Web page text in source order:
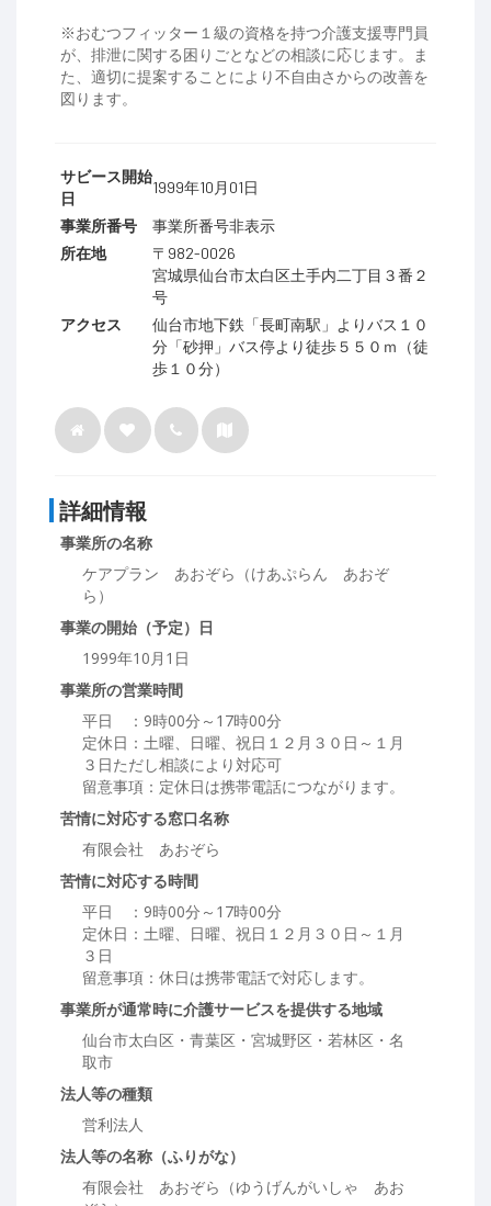
※おむつフィッター１級の資格を持つ介護支援専門員
が、排泄に関する困りごとなどの相談に応じます。ま
た、適切に提案することにより不自由さからの改善を
図ります。
サビース開始
日
1999年10月01日
事業所番号
事業所番号非表示
所在地
〒982-0026
宮城県仙台市太白区土手内二丁目３番２
号
アクセス
仙台市地下鉄「長町南駅」よりバス１０
分「砂押」バス停より徒歩５５０ｍ（徒
歩１０分）
詳細情報
事業所の名称
ケアプラン あおぞら（けあぷらん あおぞ
ら）
事業の開始（予定）日
1999年10月1日
事業所の営業時間
平日 ：9時00分～17時00分
定休日：土曜、日曜、祝日１２月３０日～１月
３日ただし相談により対応可
留意事項：定休日は携帯電話につながります。
苦情に対応する窓口名称
有限会社 あおぞら
苦情に対応する時間
平日 ：9時00分～17時00分
定休日：土曜、日曜、祝日１２月３０日～１月
３日
留意事項：休日は携帯電話で対応します。
事業所が通常時に介護サービスを提供する地域
仙台市太白区・青葉区・宮城野区・若林区・名
取市
法人等の種類
営利法人
法人等の名称（ふりがな）
有限会社 あおぞら（ゆうげんがいしゃ あお